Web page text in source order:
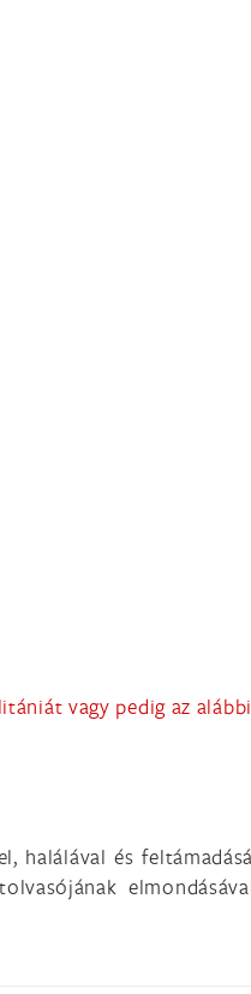
vagy pedig az
halálával és